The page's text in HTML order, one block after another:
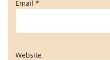
Email *
Website